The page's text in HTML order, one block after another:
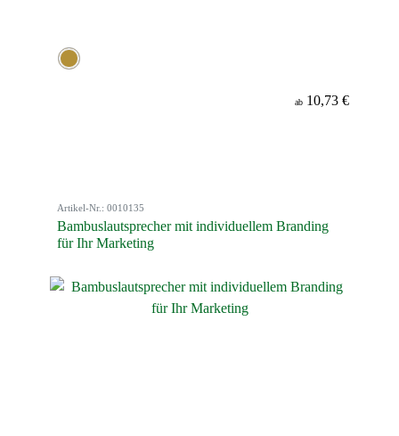
ab 10,73 €
Artikel-Nr.: 0010135
Bambuslautsprecher mit individuellem Branding
für Ihr Marketing